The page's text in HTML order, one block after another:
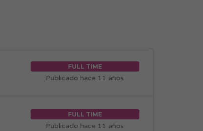
FULL TIME
Publicado hace 11 años
FULL TIME
Publicado hace 11 años